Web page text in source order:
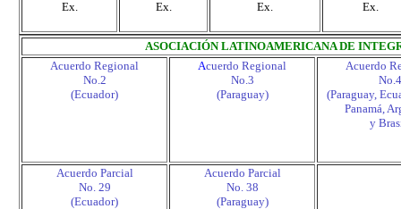
Ex. Ex. Ex. Ex.
ASOCIACIÓN LATINOAMERICANA DE
Acuerdo Regional
No.2
(Ecuador)
Acuerdo Regional
No.3
(Paraguay)
Acuerdo
No.4
(Paraguay,
Panamá,
y
Acuerdo Parcial
No. 29
(Ecuador)
Acuerdo Parcial
No. 38
(Paraguay)